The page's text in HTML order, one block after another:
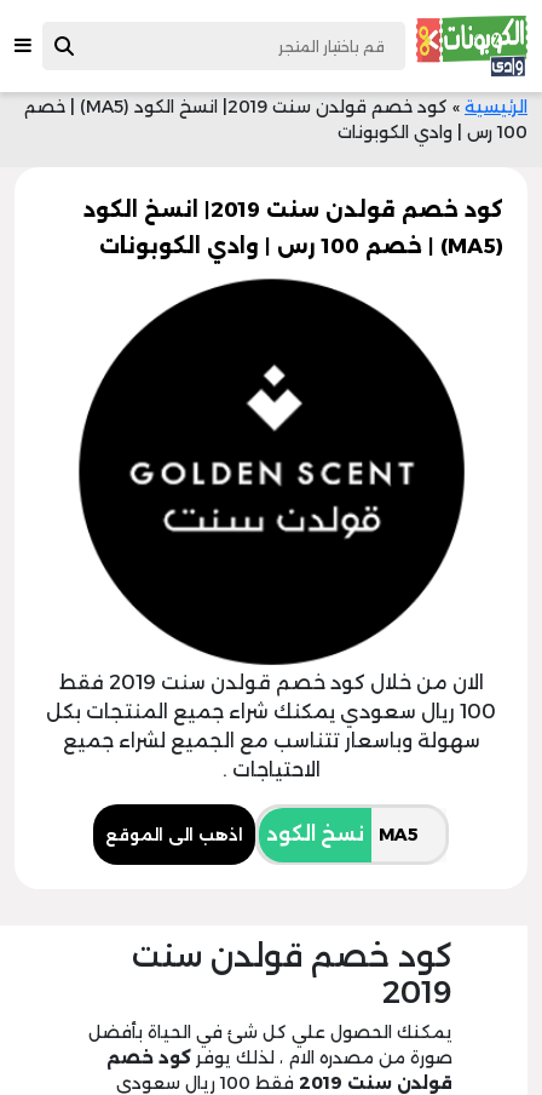
الرئيسية »
كود خصم قولدن سنت 2019| انسخ الكود (MA5) | خصم
100 رس | وادي الكوبونات
كود خصم قولدن سنت 2019| انسخ الكود
(MA5) | خصم 100 رس | وادي الكوبونات
الان من خلال كود خصم قولدن سنت 2019 فقط
100 ريال سعودي يمكنك شراء جميع المنتجات بكل
سهولة وباسعار تتناسب مع الجميع لشراء جميع
الاحتياجات .
نسخ الكود اذهب الى الموقع
كود خصم قولدن سنت
2019
يمكنك الحصول علي كل شئ في الحياة بأفضل
صورة من مصدره الام ، لذلك يوفر كود خصم
قولدن سنت 2019
فقط 100 ريال سعودي